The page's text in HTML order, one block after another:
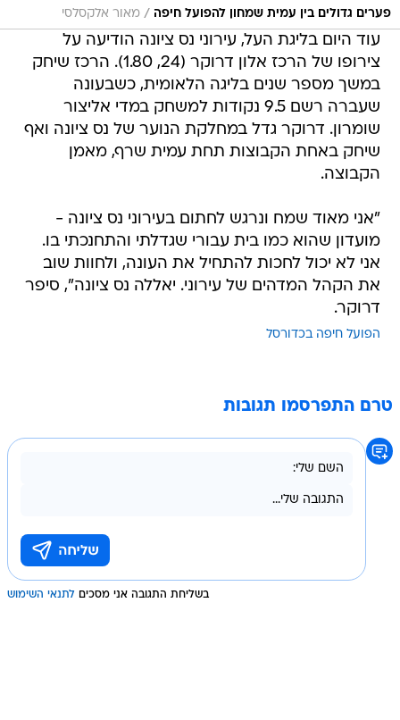
פערים גדולים בין עמית שמחון להפועל חיפה / מאור אלקסלסי
עוד היום בליגת העל, עירוני נס ציונה הודיעה על
צירופו של הרכז אלון דרוקר (24, 1.80). הרכז שיחק
במשך מספר שנים בליגה הלאומית, כשבעונה
שעברה רשם 9.5 נקודות למשחק במדי אליצור
שומרון. דרוקר גדל במחלקת הנוער של נס ציונה ואף
שיחק באחת הקבוצות תחת עמית שרף, מאמן
הקבוצה.
"אני מאוד שמח ונרגש לחתום בעירוני נס ציונה -
מועדון שהוא כמו בית עבורי שגדלתי והתחנכתי בו.
אני לא יכול לחכות להתחיל את העונה, ולחוות שוב
את הקהל המדהים של עירוני. יאללה נס ציונה", סיפר
דרוקר.
הפועל חיפה בכדורסל
טרם התפרסמו תגובות
בשליחת התגובה אני מסכים לתנאי השימוש